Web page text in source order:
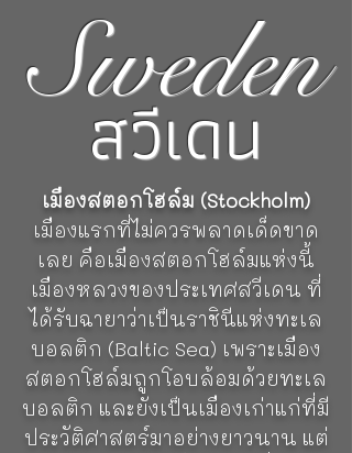
Sweden
สวีเดน
เมืองสตอกโฮล์ม (Stockholm)
เมืองแรกที่ไม่ควรพลาดเด็ดขาด
เลย คือเมืองสตอกโฮล์มแห่งนี้
เมืองหลวงของประเทศสวีเดน ที่
ได้รับฉายาว่าเป็นราชินีแห่งทะเล
บอลติก (Baltic Sea) เพราะเมือง
สตอกโฮล์มถูกโอบล้อมด้วยทะเล
บอลติก และยังเป็นเมืองเก่าแก่ที่มี
ประวัติศาสตร์มาอย่างยาวนาน แต่